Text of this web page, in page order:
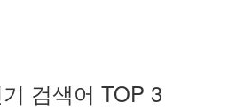
검색어 TOP 3